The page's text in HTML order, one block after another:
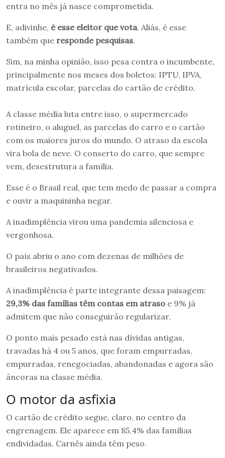
entra no mês já nasce comprometida.
E, adivinhe, é esse eleitor que vota. Aliás, é esse
também que responde pesquisas.
Sim, na minha opinião, isso pesa contra o incumbente,
principalmente nos meses dos boletos: IPTU, IPVA,
matrícula escolar, parcelas do cartão de crédito.
A classe média luta entre isso, o supermercado
rotineiro, o aluguel, as parcelas do carro e o cartão
com os maiores juros do mundo. O atraso da escola
vira bola de neve. O conserto do carro, que sempre
vem, desestrutura a família.
Esse é o Brasil real, que tem medo de passar a compra
e ouvir a maquininha negar.
A inadimplência virou uma pandemia silenciosa e
vergonhosa.
O país abriu o ano com dezenas de milhões de
brasileiros negativados.
A inadimplência é parte integrante dessa paisagem:
29,3% das famílias têm contas em atraso e 9% já
admitem que não conseguirão regularizar.
O ponto mais pesado está nas dívidas antigas,
travadas há 4 ou 5 anos, que foram empurradas,
empurradas, renegociadas, abandonadas e agora são
âncoras na classe média.
O motor da asfixia
O cartão de crédito segue, claro, no centro da
engrenagem. Ele aparece em 85,4% das famílias
endividadas. Carnês ainda têm peso.